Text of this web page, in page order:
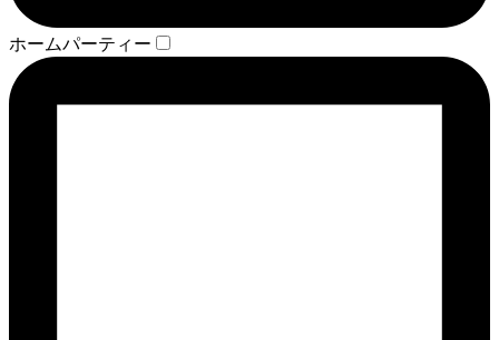
ホームパーティー